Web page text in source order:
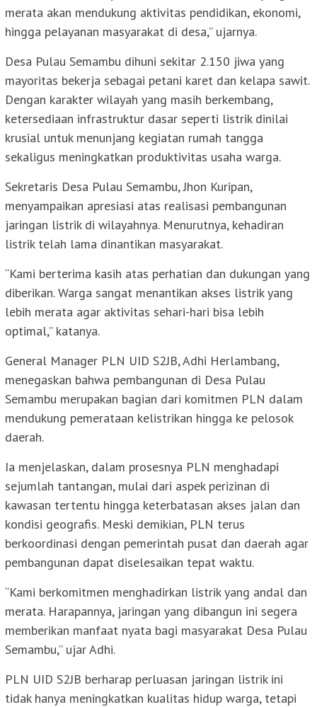
merata akan mendukung aktivitas pendidikan, ekonomi,
hingga pelayanan masyarakat di desa,” ujarnya.
Desa Pulau Semambu dihuni sekitar 2.150 jiwa yang
mayoritas bekerja sebagai petani karet dan kelapa sawit.
Dengan karakter wilayah yang masih berkembang,
ketersediaan infrastruktur dasar seperti listrik dinilai
krusial untuk menunjang kegiatan rumah tangga
sekaligus meningkatkan produktivitas usaha warga.
Sekretaris Desa Pulau Semambu, Jhon Kuripan,
menyampaikan apresiasi atas realisasi pembangunan
jaringan listrik di wilayahnya. Menurutnya, kehadiran
listrik telah lama dinantikan masyarakat.
“Kami berterima kasih atas perhatian dan dukungan yang
diberikan. Warga sangat menantikan akses listrik yang
lebih merata agar aktivitas sehari-hari bisa lebih
optimal,” katanya.
General Manager PLN UID S2JB, Adhi Herlambang,
menegaskan bahwa pembangunan di Desa Pulau
Semambu merupakan bagian dari komitmen PLN dalam
mendukung pemerataan kelistrikan hingga ke pelosok
daerah.
Ia menjelaskan, dalam prosesnya PLN menghadapi
sejumlah tantangan, mulai dari aspek perizinan di
kawasan tertentu hingga keterbatasan akses jalan dan
kondisi geografis. Meski demikian, PLN terus
berkoordinasi dengan pemerintah pusat dan daerah agar
pembangunan dapat diselesaikan tepat waktu.
“Kami berkomitmen menghadirkan listrik yang andal dan
merata. Harapannya, jaringan yang dibangun ini segera
memberikan manfaat nyata bagi masyarakat Desa Pulau
Semambu,” ujar Adhi.
PLN UID S2JB berharap perluasan jaringan listrik ini
tidak hanya meningkatkan kualitas hidup warga, tetapi